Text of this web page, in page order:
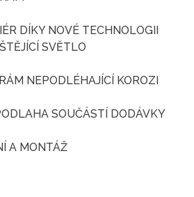
DÍKY NOVÉ TECHNOLOGII
SVĚTLO
NEPODLÉHAJÍCÍ KOROZI
SOUČÁSTÍ DODÁVKY
A MONTÁŽ